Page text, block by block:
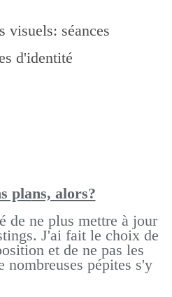
visuels: séances
d'identité
plans, alors?
de ne plus mettre à jour
J'ai fait le choix de
et de ne pas les
nombreuses pépites s'y